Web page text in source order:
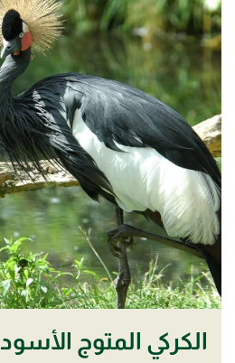
الكركي المتوج الأسود